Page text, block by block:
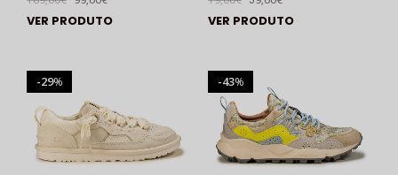
VER PRODUTO VER PRODUTO
%
29 %
43